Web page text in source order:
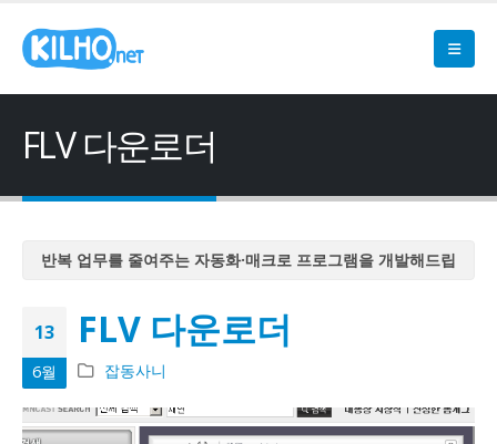
FLV 다운로더
반복 업무를 줄여주는 자동화·매크로 프로그램을 개발해드립
반복 업무를 줄여주는 자동화·매크로 프로그램을 개발해드립
니다
반복 업무를 줄여주는 자동화·매크로 프로그램을 개발해드립
반복 업무를 줄여주는 자동화·매크로 프로그램을 개발해드립
13
6월
FLV 다운로더
잡동사니